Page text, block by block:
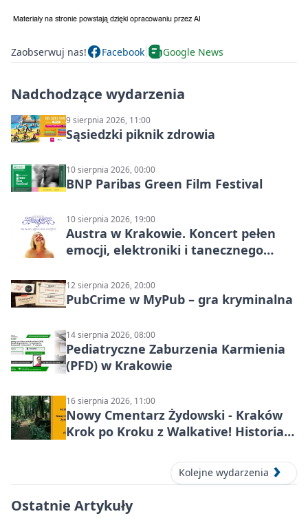
Zaobserwuj nas! Facebook Google News
Nadchodzące wydarzenia
9 sierpnia 2026, 11:00
Sąsiedzki piknik zdrowia
10 sierpnia 2026, 00:00
BNP Paribas Green Film Festival
10 sierpnia 2026, 19:00
Austra w Krakowie. Koncert pełen
emocji, elektroniki i tanecznego
12 sierpnia 2026, 20:00
PubCrime w MyPub – gra kryminalna
14 sierpnia 2026, 08:00
Pediatryczne Zaburzenia Karmienia
(PFD) w Krakowie
16 sierpnia 2026, 11:00
Nowy Cmentarz Żydowski - Kraków
Krok po Kroku z Walkative! Historia
Kolejne wydarzenia
Ostatnie Artykuły